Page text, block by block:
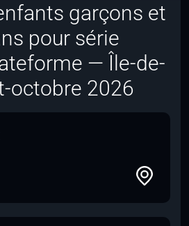
garçons et
pour série
— Île-de-
octobre 2026